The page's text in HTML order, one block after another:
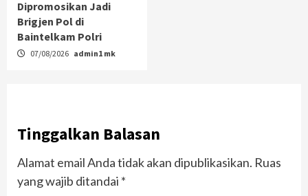
Dipromosikan Jadi
Brigjen Pol di
Baintelkam Polri
07/08/2026 admin1 mk
Tinggalkan Balasan
Alamat email Anda tidak akan dipublikasikan. Ruas
yang wajib ditandai *